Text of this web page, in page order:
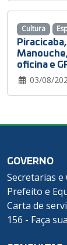
oficina e
03/08/
Cultura
GOVERNO
Secretarias
Prefeito e
Carta de
156 - Faça